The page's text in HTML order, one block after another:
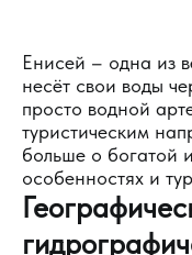
Енисей – одна из
несёт свои воды
просто водной
туристическим
больше о богатой
особенностях и